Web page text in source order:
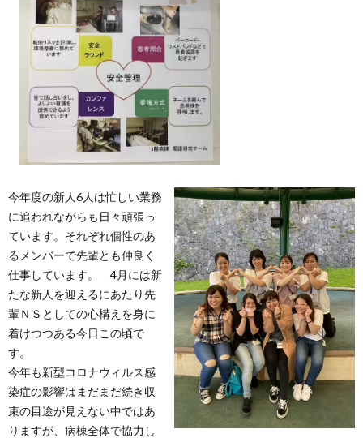
今年度の新人6人は忙しい業務
に追われながらも日々頑張っ
ています。それぞれ個性のあ
るメンバーで先輩とも仲良く
仕事しています。 4月には新
たな新人を迎えるにあたり先
輩ＮＳとしての心構えを身に
着けつつある今日この頃で
す。
今年も新型コロナウィルス感
染症の影響はまだまだ続き収
束の目途が見えない中ではあ
りますが、病棟全体で協力し